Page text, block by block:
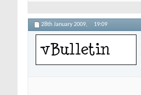
28th January 2009, 19:09